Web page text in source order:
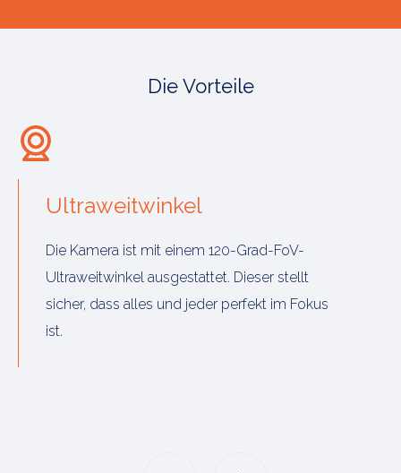
Die Vorteile
Ultraweitwinkel
Die Kamera ist mit einem 120-Grad-FoV-
Ultraweitwinkel ausgestattet. Dieser stellt
sicher, dass alles und jeder perfekt im Fokus
ist.